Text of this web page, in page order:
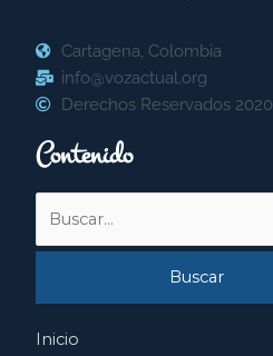
Cartagena, Colombia
info@vozactual.org
Derechos Reservados 2020
Contenido
por:
Inicio